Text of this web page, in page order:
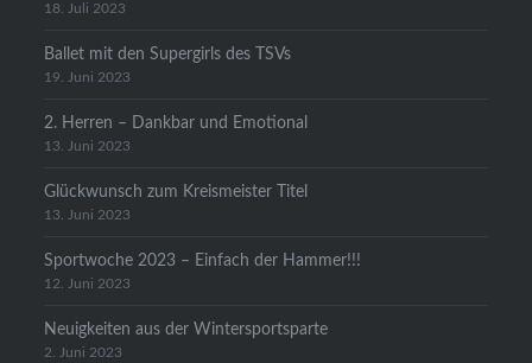
18. Juli 2023
Ballet mit den Supergirls des TSVs
19. Juni 2023
2. Herren – Dankbar und Emotional
13. Juni 2023
Glückwunsch zum Kreismeister Titel
13. Juni 2023
Sportwoche 2023 – Einfach der Hammer!!!
12. Juni 2023
Neuigkeiten aus der Wintersportsparte
2. Juni 2023